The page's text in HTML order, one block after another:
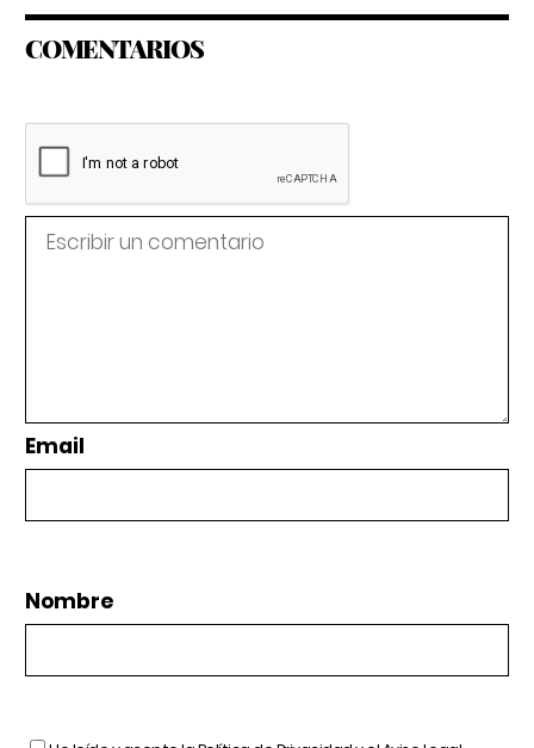
COMENTARIOS
Email
Nombre